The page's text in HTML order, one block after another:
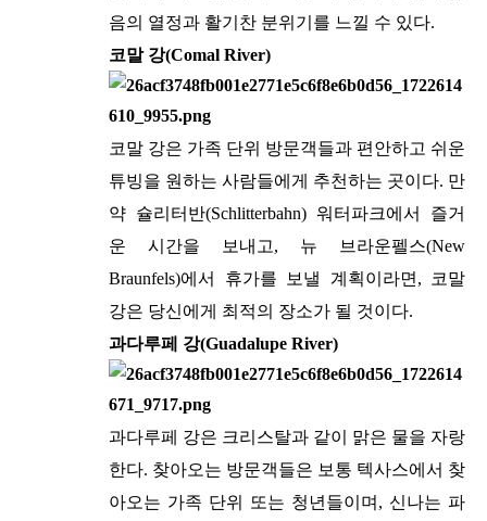
음의 열정과 활기찬 분위기를 느낄 수 있다.
코말 강(Comal River)
코말 강은 가족 단위 방문객들과 편안하고 쉬운
튜빙을 원하는 사람들에게 추천하는 곳이다. 만
약 슐리터반(Schlitterbahn) 워터파크에서 즐거
운 시간을 보내고, 뉴 브라운펠스(New
Braunfels)에서 휴가를 보낼 계획이라면, 코말
강은 당신에게 최적의 장소가 될 것이다.
과다루페 강(Guadalupe River)
과다루페 강은 크리스탈과 같이 맑은 물을 자랑
한다. 찾아오는 방문객들은 보통 텍사스에서 찾
아오는 가족 단위 또는 청년들이며, 신나는 파